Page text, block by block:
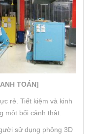
TOÁN]
rẻ. Tiết kiệm và kinh
một bối cảnh thật.
sử dụng phông 3D